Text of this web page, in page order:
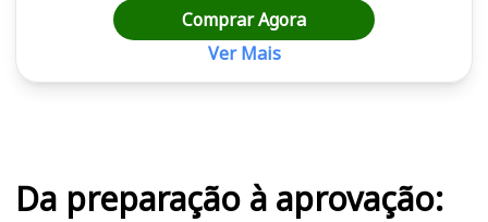
Comprar Agora
Ver Mais
Da preparação à aprovação: